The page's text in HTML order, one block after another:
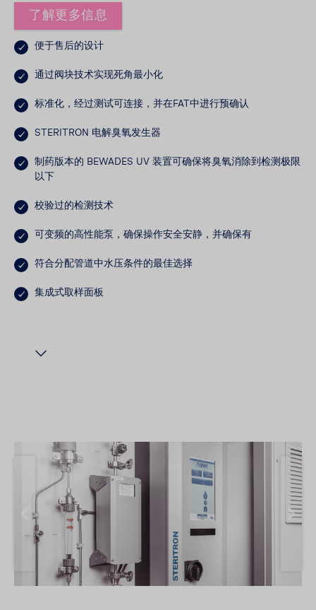
了解更多信息
便于售后的设计
通过阀块技术实现死角最小化
标准化，经过测试可连接，并在FAT中进行预确认
STERITRON 电解臭氧发生器
制药版本的 BEWADES UV 装置可确保将臭氧消除到检测极限
以下
校验过的检测技术
可变频的高性能泵，确保操作安全安静，并确保有
符合分配管道中水压条件的最佳选择
集成式取样面板